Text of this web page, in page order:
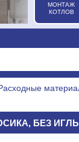
МОНТАЖ
КОТЛОВ
БЕЗ ИГЛЫ